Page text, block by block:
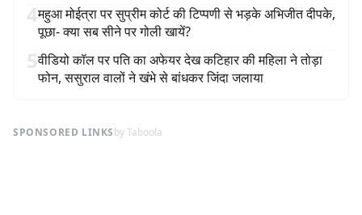
4महुआ मोईत्रा पर सुप्रीम कोर्ट की टिप्पणी से भड़के अभिजीत दीपके,
पूछा- क्या सब सीने पर गोली खायें?
5वीडियो कॉल पर पति का अफेयर देख कटिहार की महिला ने तोड़ा
फोन, ससुराल वालों ने खंभे से बांधकर जिंदा जलाया
SPONSORED LINKSby Taboola